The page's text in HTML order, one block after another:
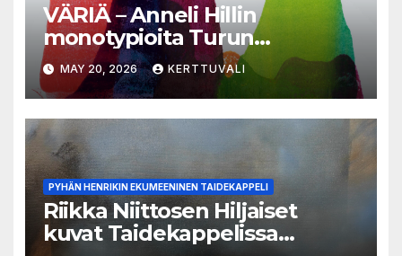
VÄRIÄ – Anneli Hillin
monotypioita Turun
Taidekappelissa kesäkuussa
MAY 20, 2026 KERTTUVALI
PYHÄN HENRIKIN EKUMEENINEN TAIDEKAPPELI
Riikka Niittosen Hiljaiset
kuvat Taidekappelissa